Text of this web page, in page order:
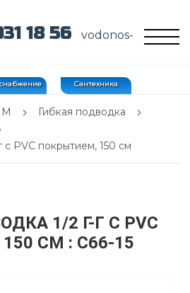
18 56
vodonos-
Сантехника
Гибкая подводка
с PVC покрытием, 150 см
1/2 Г-Г С PVC
СМ : C66-15